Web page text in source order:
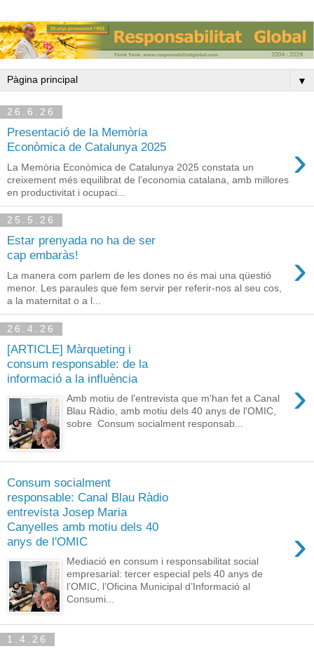
▼
26.6.26
Presentació de la Memòria
Econòmica de Catalunya 2025
›
La Memòria Econòmica de Catalunya 2025 constata un
creixement més equilibrat de l’economia catalana, amb millores
en productivitat i ocupaci...
25.5.26
Estar prenyada no ha de ser
cap embaràs!
›
La manera com parlem de les dones no és mai una qüestió
menor. Les paraules que fem servir per referir-nos al seu cos,
a la maternitat o a l...
26.4.26
[ARTICLE] Màrqueting i
consum responsable: de la
informació a la influència
›
Amb motiu de l'entrevista que m'han fet a Canal
Blau Ràdio, amb motiu dels 40 anys de l'OMIC,
sobre Consum socialment responsab...
Consum socialment
responsable: Canal Blau Ràdio
entrevista Josep Maria
Canyelles amb motiu dels 40
anys de l'OMIC
›
Mediació en consum i responsabilitat social
empresarial: tercer especial pels 40 anys de
l’OMIC, l’Oficina Municipal d’Informació al
Consumi...
1.4.26